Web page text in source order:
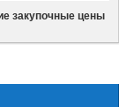
закупочные цены